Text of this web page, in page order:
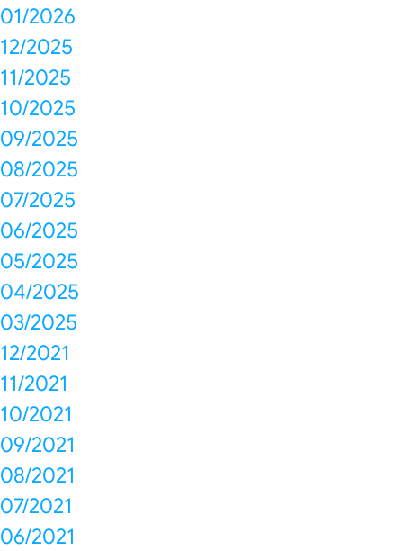
01/2026
12/2025
11/2025
10/2025
09/2025
08/2025
07/2025
06/2025
05/2025
04/2025
03/2025
12/2021
11/2021
10/2021
09/2021
08/2021
07/2021
06/2021